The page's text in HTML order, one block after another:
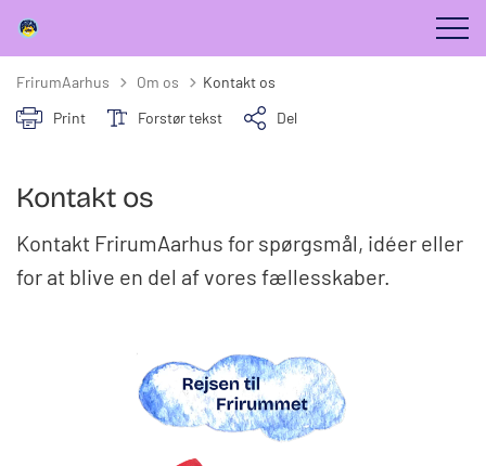
FrirumAarhus Tilbage til
Om os
Kontakt os
Print
Forstør tekst Del
Kontakt os
Kontakt FrirumAarhus for spørgsmål, idéer eller
for at blive en del af vores fællesskaber.